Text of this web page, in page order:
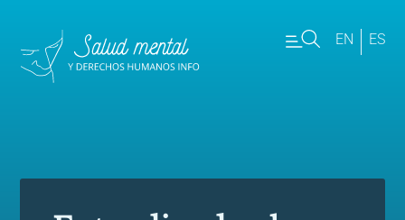
EN ES